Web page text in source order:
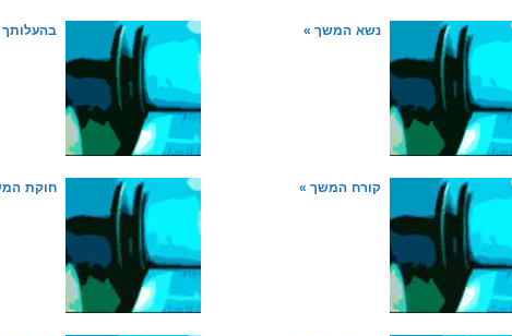
נשא המשך » בהעלותך
קורח המשך » חוקת